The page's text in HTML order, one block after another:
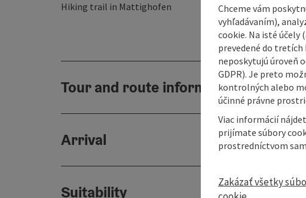
Hiking trail in Mattighofen
Tour and route information
Arrival
Suitability
Chceme vám
vyhľadávaním),
cookie. Na isté účely
prevedené do tretích
neposkytujú úroveň
GDPR). Je preto
kontrolných alebo
účinné právne
Viac informácií
prijímate súbory
prostredníctvom
Zakázať všetky